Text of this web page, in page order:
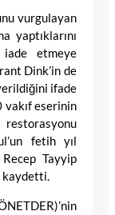
vurgulayan
yaptıklarını
iade etmeye
Dink’in de
ifade
vakıf eserinin
fetih yıl
Tayyip
kaydetti.